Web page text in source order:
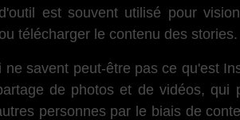
est souvent utilisé pour
télécharger le contenu des stories.
savent peut-être pas ce qu'est
de photos et de vidéos, qui
personnes par le biais de